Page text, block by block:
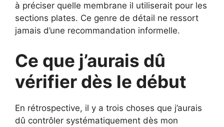
à préciser quelle membrane il utiliserait pour les
sections plates. Ce genre de détail ne ressort
jamais d’une recommandation informelle.
Ce que j’aurais dû
vérifier dès le début
En rétrospective, il y a trois choses que j’aurais
dû contrôler systématiquement dès mon